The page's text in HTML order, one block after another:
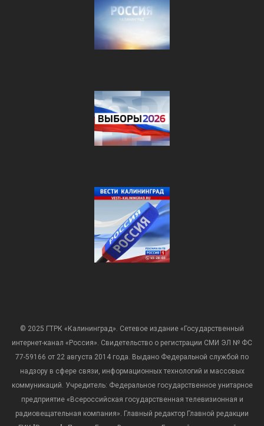
© 2025 ГТРК «Калининград». Сетевое издание «Государственный
интернет-канал «Россия». Свидетельство о регистрации СМИ ЭЛ № ФС
77-59166 от 22 августа 2014 года. Выдано Федеральной службой по
надзору в сфере связи, информационных технологий и массовых
коммуникаций. Учредитель: Федеральное государственное унитарное
предприятие «Всероссийская государственная телевизионная и
радиовещательная компания». Главный редактор Главной редакции